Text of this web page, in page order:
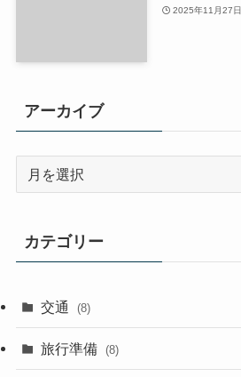
2025年11月27日
アーカイブ
ブ
カテゴリー
交通 (8)
旅行準備 (8)